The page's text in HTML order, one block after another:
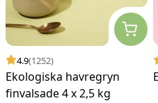
4.9(1252)
Ekologiska havregryn
finvalsade 4 x 2,5 kg